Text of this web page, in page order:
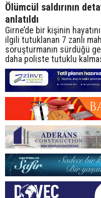
Ölümcül saldırının
anlatıldı
Girne’de bir kişinin
ilgili tutuklanan 7 zanlı
soruşturmanın sürdüğü
daha poliste tutuklu